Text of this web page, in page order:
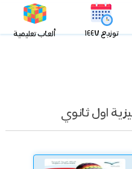
توزيع ١٤٤٧ ألعاب تعليمية
اول ثانوي